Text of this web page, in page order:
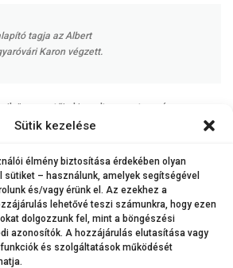
Sütik kezelése
élmény biztosítása érdekében olyan
– használunk, amelyek segítségével
és/vagy érünk el. Az ezekhez a
lehetővé teszi számunkra, hogy ezen
dolgozzunk fel, mint a böngészési
azonosítók. A hozzájárulás elutasítása vagy
és szolgáltatások működését
tagja az Albert
Karon végzett.
ügyvezetője kiemelte, a partnerség
amely egybegyúrja az egyetemi tudást, a
amelyek globális kérdésekre kínálnak
Pordán-Háber Dóra, a cég másik ügyvezetője
és újszerű kutatási ötletekkel szeretnék
amely fontos szereplője lehet